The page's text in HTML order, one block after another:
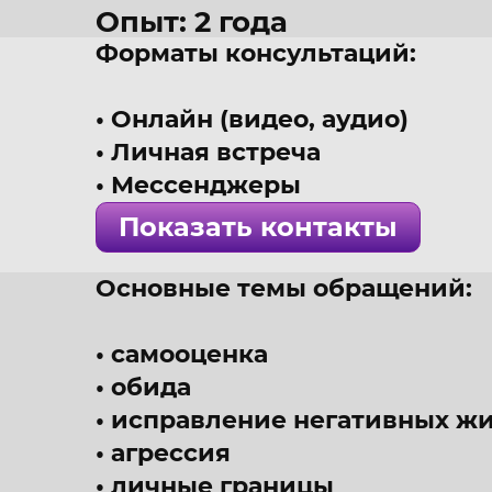
Опыт: 2 года
41 год
Санкт-Петербург
Психолог, эмотолог,
! Специалист проверен
Форматы консультаций:
Онлайн (видео, аудио)
Личная встреча
Мессенджеры
Показать контакты
Основные темы обращений:
самооценка
обида
исправление негативных
агрессия
личные границы